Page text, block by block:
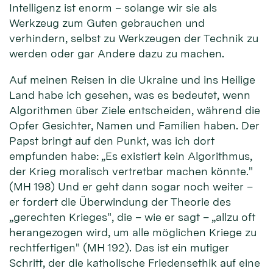
Intelligenz ist enorm – solange wir sie als
Werkzeug zum Guten gebrauchen und
verhindern, selbst zu Werkzeugen der Technik zu
werden oder gar Andere dazu zu machen.
Auf meinen Reisen in die Ukraine und ins Heilige
Land habe ich gesehen, was es bedeutet, wenn
Algorithmen über Ziele entscheiden, während die
Opfer Gesichter, Namen und Familien haben. Der
Papst bringt auf den Punkt, was ich dort
empfunden habe: „Es existiert kein Algorithmus,
der Krieg moralisch vertretbar machen könnte."
(MH 198) Und er geht dann sogar noch weiter –
er fordert die Überwindung der Theorie des
„gerechten Krieges", die – wie er sagt – „allzu oft
herangezogen wird, um alle möglichen Kriege zu
rechtfertigen" (MH 192). Das ist ein mutiger
Schritt, der die katholische Friedensethik auf eine